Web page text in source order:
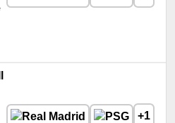
+1